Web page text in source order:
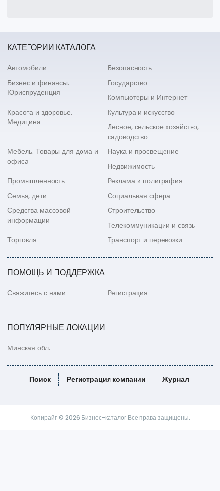
КАТЕГОРИИ КАТАЛОГА
Автомобили
Безопасность
Бизнес и финансы.
Юриспруденция
Государство
Компьютеры и Интернет
Красота и здоровье.
Медицина
Культура и искусство
Лесное, сельское хозяйство,
садоводство
Мебель. Товары для дома и
офиса
Наука и просвещение
Недвижимость
Промышленность
Реклама и полиграфия
Семья, дети
Социальная сфера
Средства массовой
информации
Строительство
Телекоммуникации и связь
Торговля
Транспорт и перевозки
ПОМОЩЬ И ПОДДЕРЖКА
Свяжитесь с нами Регистрация
ПОПУЛЯРНЫЕ ЛОКАЦИИ
Минская обл.
Поиск Регистрация компании Журнал
Копирайт © 2026 Бизнес-каталог Все права защищены.